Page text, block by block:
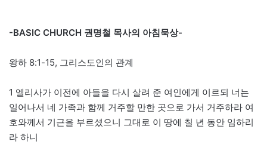
-BASIC CHURCH 권명철 목사의 아침묵상-
왕하 8:1-15, 그리스도인의 관계
1 엘리사가 이전에 아들을 다시 살려 준 여인에게 이르되 너는
일어나서 네 가족과 함께 거주할 만한 곳으로 가서 거주하라 여
호와께서 기근을 부르셨으니 그대로 이 땅에 칠 년 동안 임하리
라 하니